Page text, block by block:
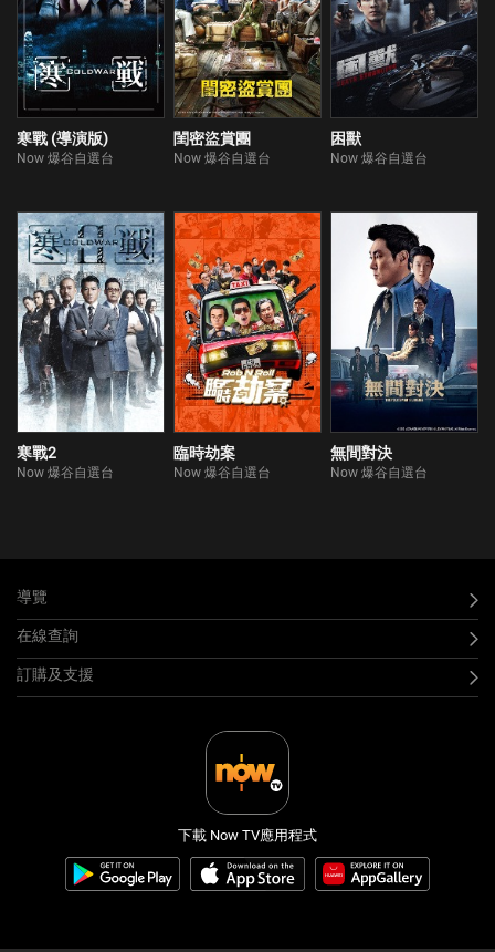
寒戰 (導演版)
Now 爆谷自選台
閨密盜賞團
Now 爆谷自選台
困獸
Now 爆谷自選台
寒戰2
Now 爆谷自選台
臨時劫案
Now 爆谷自選台
無間對決
Now 爆谷自選台
導覽
在線查詢
訂購及支援
下載 Now TV應用程式